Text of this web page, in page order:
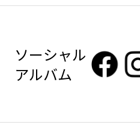
ソーシャル
アルバム